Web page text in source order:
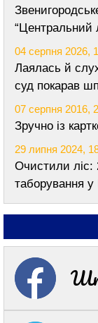
“Центральний
04 серпня 2026,
Лаялась й
суд покарав
07 серпня 2016,
Зручно із
29 липня 2024,
Очистили ліс:
таборування у